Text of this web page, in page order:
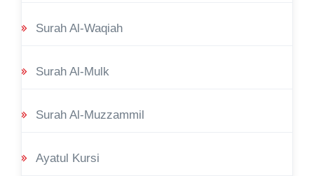
Surah Al-Waqiah
Surah Al-Mulk
Surah Al-Muzzammil
Ayatul Kursi